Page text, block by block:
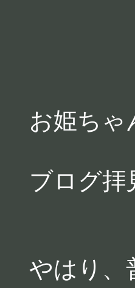
お姫ちゃ
ブログ拝
やはり、